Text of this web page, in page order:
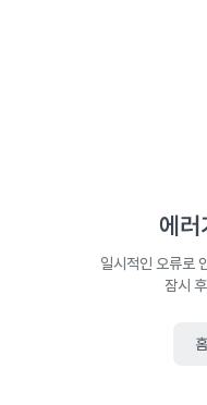
에러
일시적인 오류로
잠시